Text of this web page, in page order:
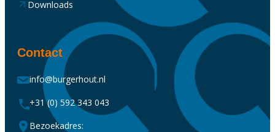
Downloads
Contact
info@burgerhout.nl
+31 (0) 592 343 043
Bezoekadres: